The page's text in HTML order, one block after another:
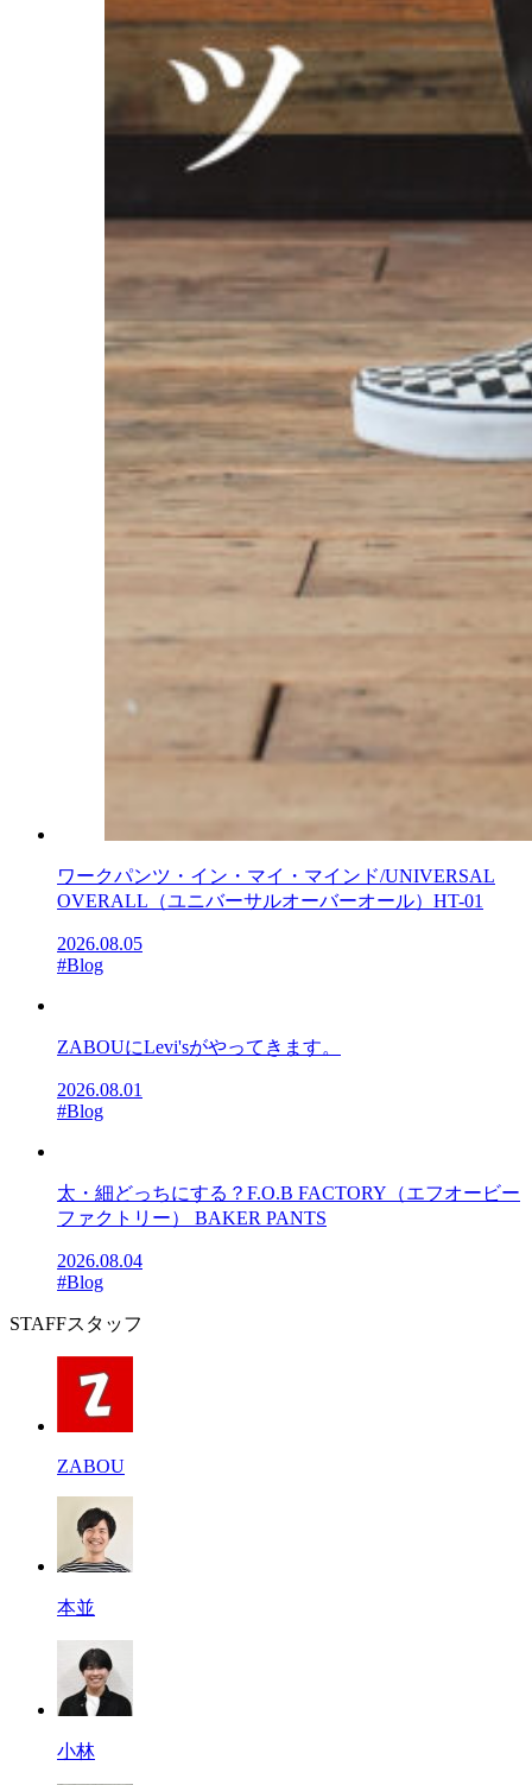
ワークパンツ・イン・マイ・マインド/UNIVERSAL
OVERALL（ユニバーサルオーバーオール）HT-01
2026.08.05
#Blog
ZABOUにLevi'sがやってきます。
2026.08.01
#Blog
太・細どっちにする？F.O.B FACTORY（エフオービー
ファクトリー） BAKER PANTS
2026.08.04
#Blog
STAFFスタッフ
ZABOU
本並
小林